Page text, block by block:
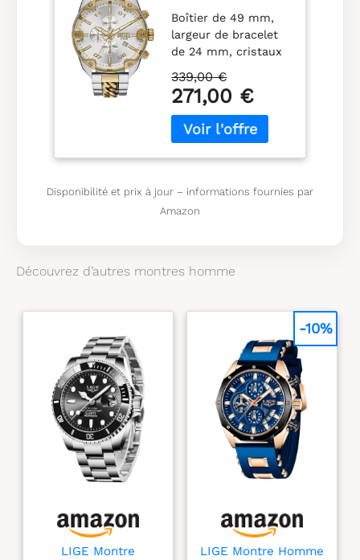
Quartz/Chrono
mouvement
49mm boîtier
avec bracelet en
acier inoxydable
DZ4629
Boîtier de 49 mm,
largeur de bracelet
de 24 mm, cristaux
mouvement à quartz
avec affichage
analogique du
chronographe,
cadran argenté
nage en eaux peu
339,00 €
271,00 €
Disponibilité et prix à jour – informations fournies par
Amazon
Découvrez d’autres montres homme
LIGE Montre
LIGE Montre Homme
-10%